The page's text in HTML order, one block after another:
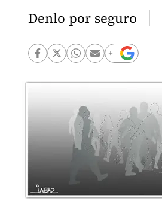
Denlo por seguro